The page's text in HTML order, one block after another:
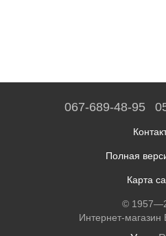
067-689-48-95
Полная
Карта
©
Интернет-магазин